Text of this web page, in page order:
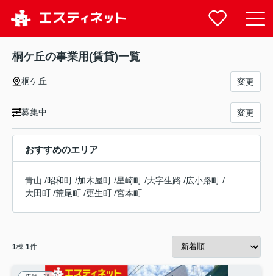
桐ケ丘の事業用(賃貸)一覧
桐ケ丘 変更
募集中 変更
おすすめのエリア
青山 /昭和町 /加木屋町 /星崎町 /大字生路 /広小路町 /
大田町 /荒尾町 /更生町 /宮本町
1棟 1件